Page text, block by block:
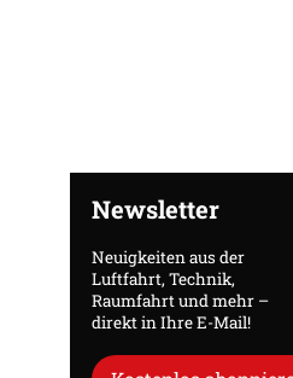
Newsletter
Neuigkeiten aus der
Luftfahrt, Technik,
Raumfahrt und mehr –
direkt in Ihre E-Mail!